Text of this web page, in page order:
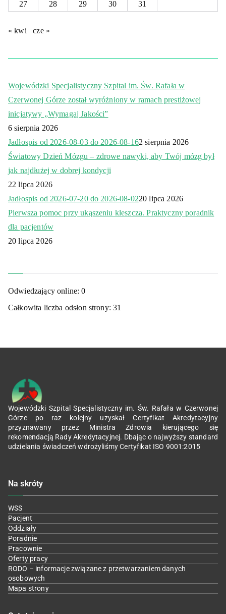
27
28 29 30 31
« kwi cze »
Wojewódzki Specjalistyczny Szpital im. Św. Rafała w
Czerwonej Górze został wyróżniony w ramach prestiżowej
inicjatywy „Wymagaj Jakości”
6 sierpnia 2026
Jadłospis od 2026-08-03 do 2026-08-162 sierpnia 2026
Światowy Dzień Mózgu – zdrowe nawyki, aby Twój mózg był
jak najdłużej w dobrej kondycji
22 lipca 2026
Jadłospis od 2026-07-20 do 2026-08-0220 lipca 2026
Pierwsza pomoc przy ukąszeniu kleszcza. Praktyczny poradnik
dla pacjentów
20 lipca 2026
Odwiedzający online:0
Całkowita liczba odsłon strony:31
Wojewódzki Szpital Specjalistyczny im. Św. Rafała w Czerwonej
Górze po raz kolejny uzyskał Certyfikat Akredytacyjny
przyznawany przez Ministra Zdrowia kierującego się
rekomendacją Rady Akredytacyjnej. Dbając o najwyższy standard
udzielania świadczeń wdrożyliśmy Certyfikat ISO 9001:2015
Na skróty
WSS
Pacjent
Oddziały
Poradnie
Pracownie
Oferty pracy
RODO – informacje związane z przetwarzaniem danych
osobowych
Mapa strony